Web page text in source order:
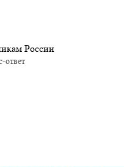
России
ответ